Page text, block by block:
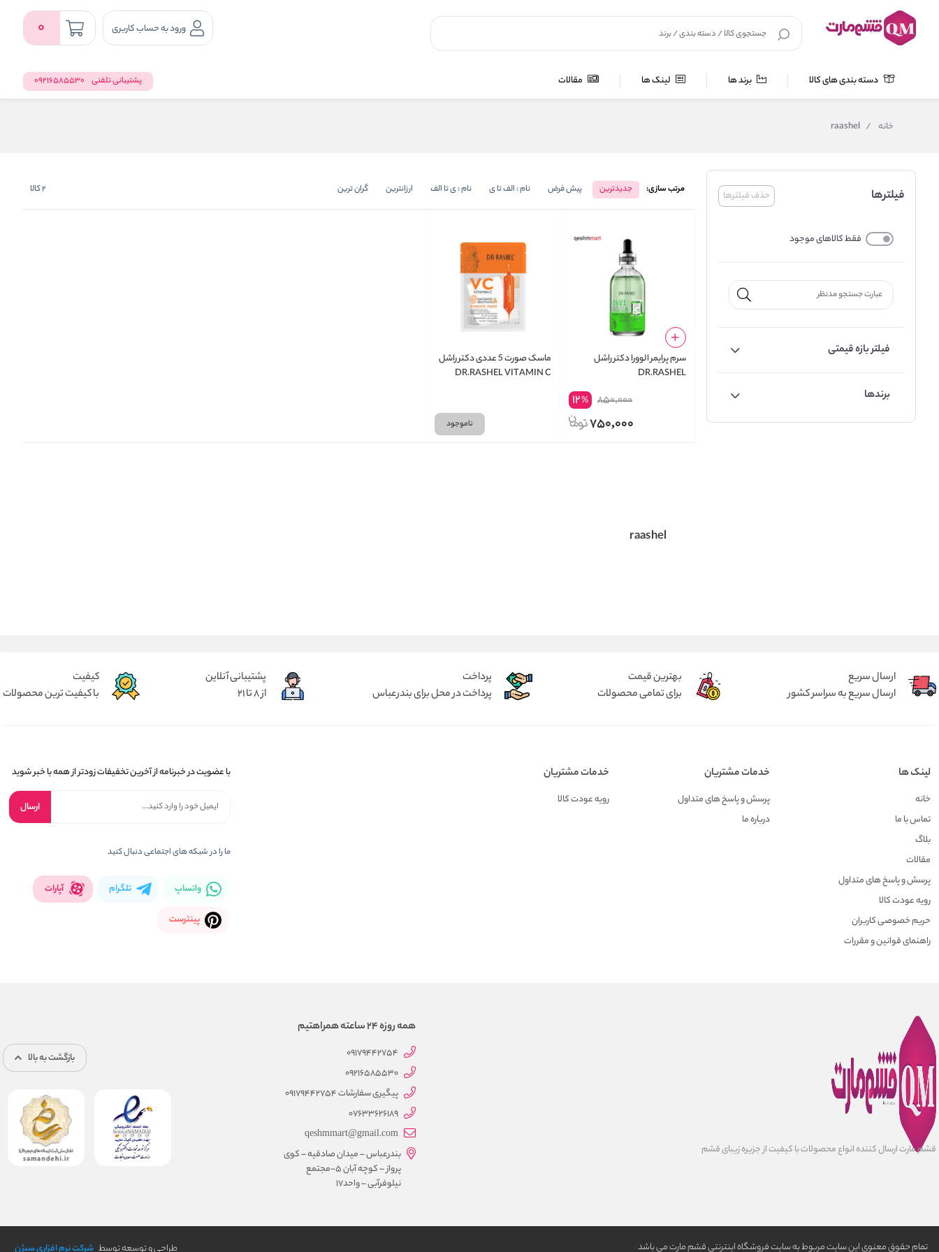
ورود به حساب کاربری 0
دسته بندی های کالا برند ها لینک ها مقالات پشتیبانی تلفنی 09216585530
خانه /
raashel
حذف فیلترها فیلترها
فقط کالاهای موجود
فیلتر بازه قیمتی
برندها
مرتب سازی: جدیدترین پیش فرض نام : الف تا ی نام : ی تا الف ارزانترین گران ترین 2کالا
سرم پرایمر الوورا دکتر راشل
DR.RASHEL
850,000
12%
750,000
ماسک صورت 5 عددی دکتر راشل
DR.RASHEL VITAMIN C
ناموجود
raashel
ارسال سریع
ارسال سریع به سراسر کشور
بهترین قیمت
برای تمامی محصولات
پرداخت
پرداخت در محل برای بندرعباس
پشتیبانی آنلاین
از 8 تا 21
کیفیت
با کیفیت ترین محصولات
لینک ها
خانه
تماس با ما
بلاگ
مقالات
پرسش و پاسخ های متداول
رویه عودت کالا
حریم خصوصی کاربران
راهنمای قوانین و مقررات
خدمات مشتریان
پرسش و پاسخ های متداول
درباره ما
خدمات مشتریان
رویه عودت کالا
با عضویت در خبرنامه از آخرین تخفیفات زودتر از همه با خبر شوید
ارسال
ما را در شبکه های اجتماعی دنبال کنید
واتساپ تلگرام آپارات
پینترست
قشم مارت ارسال کننده انواع محصولات با کیفیت از جزیره زیبای قشم
همه روزه 24 ساعته همراهتیم
09179442754
09216585530
پیگیری سفارشات 09179442754
07633626189
qeshmmart@gmail.com
بندرعباس – میدان صادقیه – کوی
پرواز – کوچه آبان 5-مجتمع
نیلوفرآبی – واحد17
بازگشت به بالا
تمام حقوق معنوی این سایت مربوط به سایت فروشگاه اینترنتی قشم مارت می باشد